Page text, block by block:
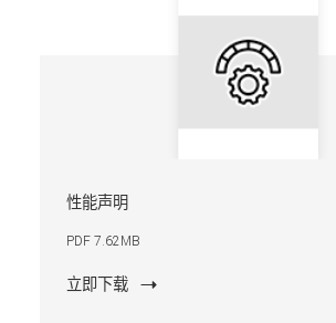
性能声明
PDF 7.62MB
立即下载